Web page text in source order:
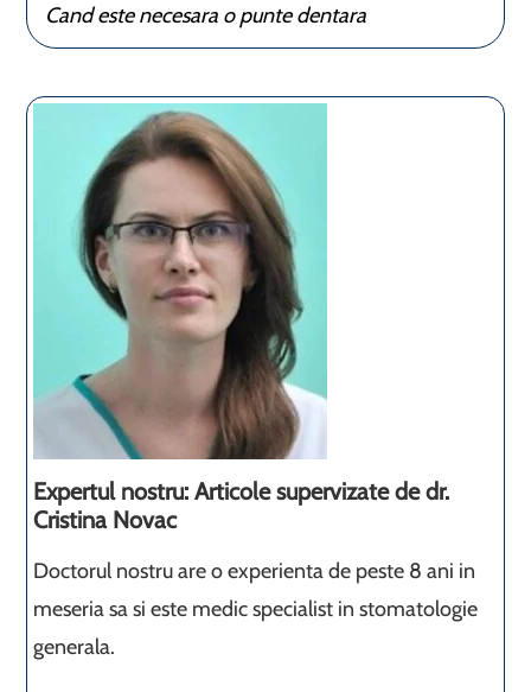
Cand este necesara o punte dentara
Expertul nostru: Articole supervizate de dr.
Cristina Novac
Doctorul nostru are o experienta de peste 8 ani in
meseria sa si este medic specialist in stomatologie
generala.